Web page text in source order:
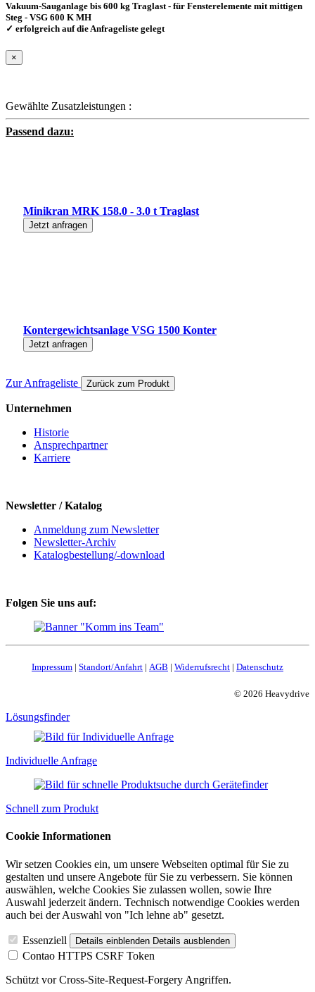
Vakuum-Sauganlage bis 600 kg Traglast - für Fensterelemente mit mittigen
Steg - VSG 600 K MH
✓ erfolgreich auf die Anfrageliste gelegt
×
Gewählte Zusatzleistungen :
Passend dazu:
Minikran MRK 158.0 - 3.0 t Traglast
Jetzt anfragen
Kontergewichtsanlage VSG 1500 Konter
Jetzt anfragen
Zur Anfrageliste Zurück zum Produkt
Unternehmen
Historie
Ansprechpartner
Karriere
Newsletter / Katalog
Anmeldung zum Newsletter
Newsletter-Archiv
Katalogbestellung/-download
Folgen Sie uns auf:
Impressum | Standort/Anfahrt | AGB | Widerrufsrecht | Datenschutz
© 2026 Heavydrive
Lösungsfinder
Individuelle Anfrage
Schnell zum Produkt
Cookie Informationen
Wir setzen Cookies ein, um unsere Webseiten optimal für Sie zu
gestalten und unsere Angebote für Sie zu verbessern. Sie können
auswählen, welche Cookies Sie zulassen wollen, sowie Ihre
Auswahl jederzeit ändern. Technisch notwendige Cookies werden
auch bei der Auswahl von "Ich lehne ab" gesetzt.
Essenziell Details einblenden Details ausblenden
Contao HTTPS CSRF Token
Schützt vor Cross-Site-Request-Forgery Angriffen.